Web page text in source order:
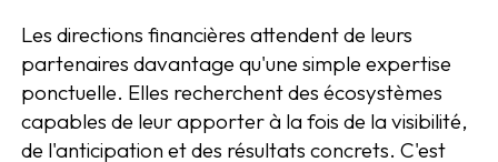
Les directions financières attendent de leurs
partenaires davantage qu'une simple expertise
ponctuelle. Elles recherchent des écosystèmes
capables de leur apporter à la fois de la visibilité,
de l'anticipation et des résultats concrets. C'est